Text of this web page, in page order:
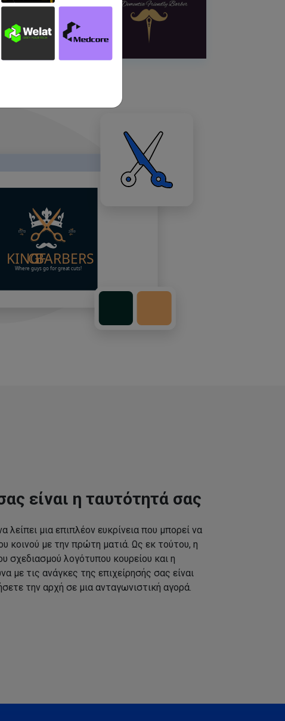
είναι η ταυτότητά σας
λείπει μια επιπλέον ευκρίνεια που μπορεί να
κοινού με την πρώτη ματιά. Ως εκ τούτου, η
σχεδιασμού λογότυπου κουρείου και η
με τις ανάγκες της επιχείρησής σας είναι
την αρχή σε μια ανταγωνιστική αγορά.